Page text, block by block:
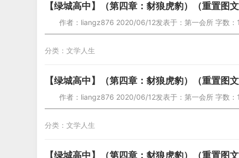
【绿城高中】（第四章：豺狼虎豹）（重置图
作者：liangz876 2020/06/12发表于：第一会所 字数：
分类： 文学人生
【绿城高中】（第四章：豺狼虎豹）（重置图
作者：liangz876 2020/06/12发表于：第一会所 字数：
分类： 文学人生
【绿城高中】（第四章：豺狼虎豹）（重置图